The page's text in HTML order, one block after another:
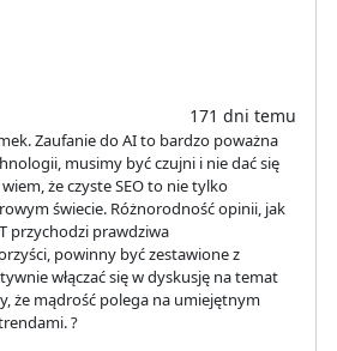
171 dni temu
Zaufanie do AI to bardzo poważna
musimy być czujni i nie dać się
że czyste SEO to nie tylko
świecie. Różnorodność opinii, jak
przychodzi prawdziwa
powinny być zestawione z
włączać się w dyskusję na temat
że mądrość polega na umiejętnym
?